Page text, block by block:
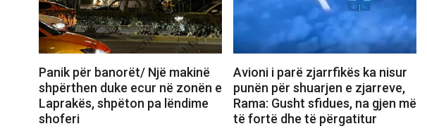
Panik për banorët/ Një makinë
shpërthen duke ecur në zonën e
Laprakës, shpëton pa lëndime
shoferi
Avioni i parë zjarrfikës ka nisur
punën për shuarjen e zjarreve,
Rama: Gusht sfidues, na gjen më
të fortë dhe të përgatitur